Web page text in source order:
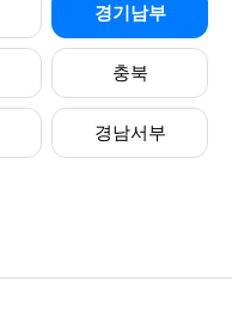
경기남부
충북
경남서부